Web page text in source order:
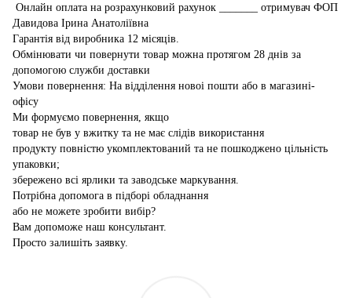
Онлайн оплата на розрахунковий рахунок _______ отримувач ФОП
Давидова Ірина Анатоліївна
Гарантія від виробника 12 місяців.
Обмінювати чи повернути товар можна протягом 28 днів за
допомогою служби доставки
Умови повернення: На відділення новоі пошти або в магазині-
офісу
Ми формуємо повернення, якщо
товар не був у вжитку та не має слідів використання
продукту повністю укомплектований та не пошкоджено цільність
упаковки;
збережено всі ярлики та заводське маркування.
Потрібна допомога в підборі обладнання
або не можете зробити вибір?
Вам допоможе наш консультант.
Просто залишіть заявку.